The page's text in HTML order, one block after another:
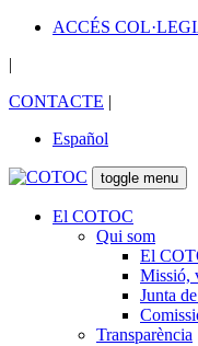
ACCÉS
|
CONTACTE |
Español
toggle menu
El COTOC
Qui som
El
Missió,
Junta
Transparència